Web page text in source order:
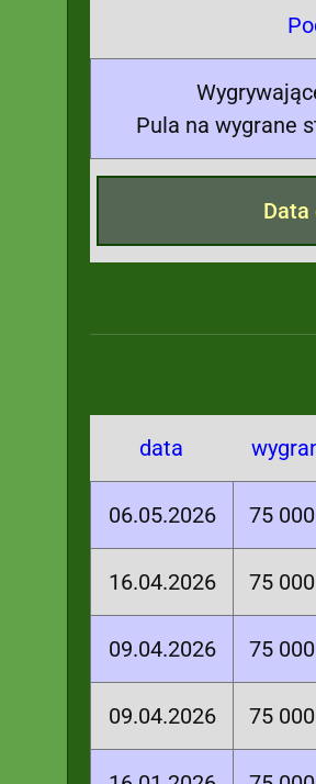
Pula na wygrane
Data
data
06.05.2026 75 000
16.04.2026 75 000
09.04.2026 75 000
09.04.2026 75 000